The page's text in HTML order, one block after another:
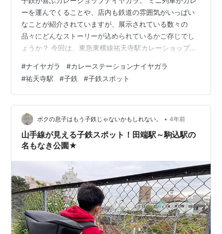
ーを運んでくることや、店内も鉄道の雰囲気がいっぱい
なことが紹介されていますが、展示されている数々の
品々にどんなストーリーが込められているかご存じでし
ょうか？ 今回は、東急東横線祐天寺駅カレーショップナ
ういったことを楽しそうにパパママが語ることで、子鉄
は世界を広げていきます。 ＜目次＞ 1.東急東横線祐天寺
駅 2.踏切音が鳴り響く店前 3,蒸気機関車の顔の部分 4,東
海道・山陽新幹線700系の遊具 5,通票閉塞器 6,店内はカ
オス 7,超特急ひかり号のブリキのおもちゃ 8,新幹線０系
のお鼻 9…
#ナイヤガラ #カレーステーションナイヤガラ
#祐天寺駅 #子鉄 #子鉄スポット
ボクの息子はもう子鉄じゃないかもしれない。 • 4年前
山手線が見える子鉄スポット！田端駅～駒込駅の
名もなき公園★